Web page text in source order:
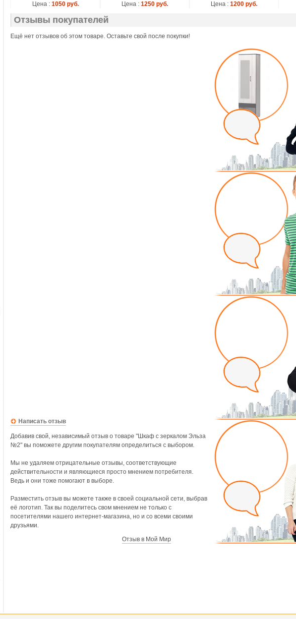
Цена : 1050 руб. Цена : 1250 руб. Цена : 1200 руб.
Отзывы покупателей
Ещё нет отзывов об этом товаре. Оставьте свой после покупки!
Написать отзыв
Добавив свой, независимый отзыв о товаре "Шкаф с зеркалом Эльза
№2" вы поможете другим покупателям определиться с выбором.
Мы не удаляем отрицательные отзывы, соответствующие
действительности и являющиеся просто мнением потребителя.
Ведь и они тоже помогают в выборе.
Разместить отзыв вы можете также в своей социальной сети, выбрав
её логотип. Так вы поделитесь свом мнением не только с
посетителями нашего интернет-магазина, но и со всеми своими
друзьями.
Отзыв в Мой Мир